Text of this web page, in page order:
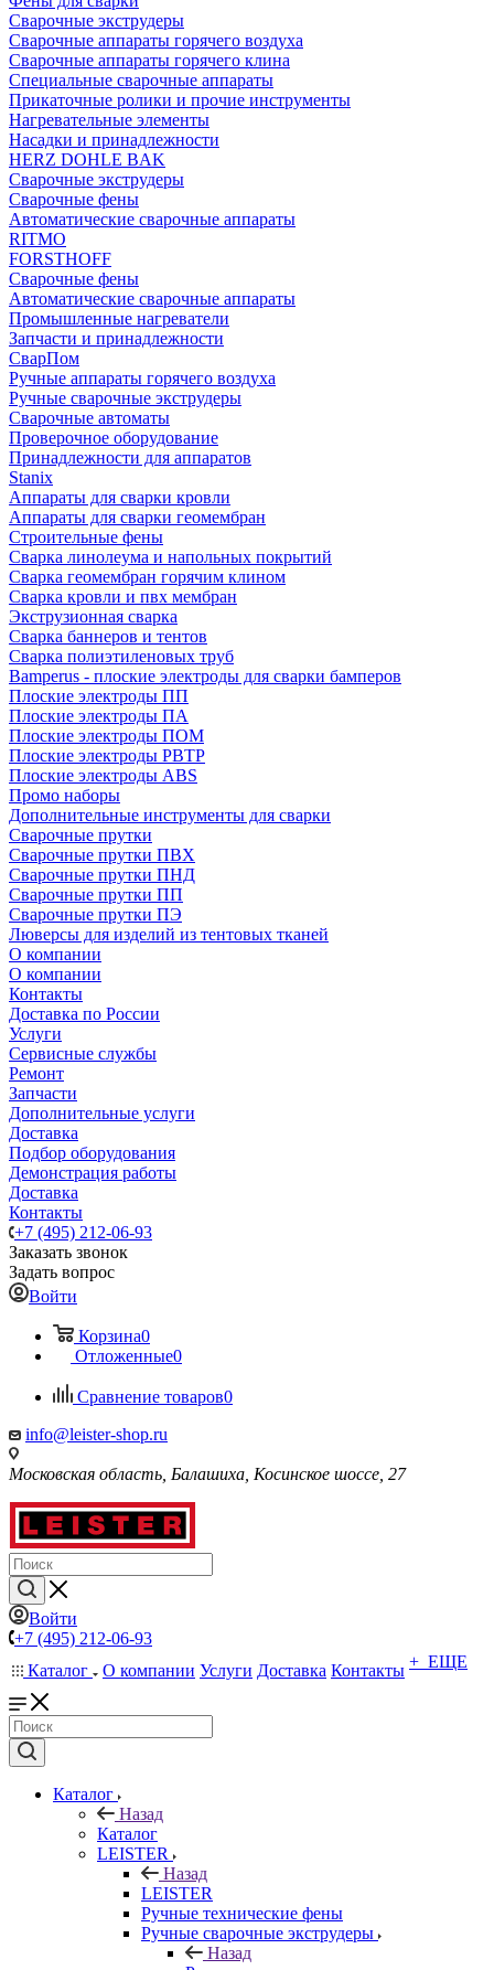
Сварочные экструдеры
Сварочные аппараты горячего воздуха
Сварочные аппараты горячего клина
Специальные сварочные аппараты
Прикаточные ролики и прочие инструменты
Нагревательные элементы
Насадки и принадлежности
HERZ DOHLE BAK
Сварочные экструдеры
Сварочные фены
Автоматические сварочные аппараты
RITMO
FORSTHOFF
Сварочные фены
Автоматические сварочные аппараты
Промышленные нагреватели
Запчасти и принадлежности
СварПом
Ручные аппараты горячего воздуха
Ручные сварочные экструдеры
Сварочные автоматы
Проверочное оборудование
Принадлежности для аппаратов
Stanix
Аппараты для сварки кровли
Аппараты для сварки геомембран
Строительные фены
Сварка линолеума и напольных покрытий
Сварка геомембран горячим клином
Сварка кровли и пвх мембран
Экструзионная сварка
Сварка баннеров и тентов
Сварка полиэтиленовых труб
Bamperus - плоские электроды для сварки бамперов
Плоские электроды ПП
Плоские электроды ПА
Плоские электроды ПОМ
Плоские электроды РВТР
Плоские электроды ABS
Промо наборы
Дополнительные инструменты для сварки
Сварочные прутки
Сварочные прутки ПВХ
Сварочные прутки ПНД
Сварочные прутки ПП
Сварочные прутки ПЭ
Люверсы для изделий из тентовых тканей
О компании
О компании
Контакты
Доставка по России
Услуги
Сервисные службы
Ремонт
Запчасти
Дополнительные услуги
Доставка
Подбор оборудования
Демонстрация работы
Доставка
Контакты
+7 (495) 212-06-93
Заказать звонок
Задать вопрос
Войти
Корзина0
Отложенные0
Сравнение товаров0
info@leister-shop.ru
Московская область, Балашиха, Косинское шоссе, 27
Войти
+7 (495) 212-06-93
Каталог
О компании Услуги Доставка Контакты + ЕЩЕ
Каталог
Назад
Каталог
LEISTER
Назад
LEISTER
Ручные технические фены
Ручные сварочные экструдеры
Назад